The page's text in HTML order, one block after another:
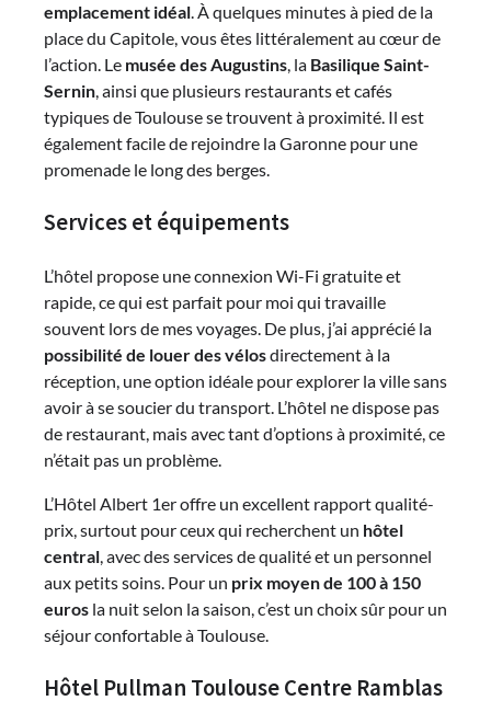
emplacement idéal. À quelques minutes à pied de la
place du Capitole, vous êtes littéralement au cœur de
l’action. Le musée des Augustins, la Basilique Saint-
Sernin, ainsi que plusieurs restaurants et cafés
typiques de Toulouse se trouvent à proximité. Il est
également facile de rejoindre la Garonne pour une
promenade le long des berges.
Services et équipements
L’hôtel propose une connexion Wi-Fi gratuite et
rapide, ce qui est parfait pour moi qui travaille
souvent lors de mes voyages. De plus, j’ai apprécié la
possibilité de louer des vélosdirectement à la
réception, une option idéale pour explorer la ville sans
avoir à se soucier du transport. L’hôtel ne dispose pas
de restaurant, mais avec tant d’options à proximité, ce
n’était pas un problème.
L’Hôtel Albert 1er offre un excellent rapport qualité-
prix, surtout pour ceux qui recherchent un hôtel
central, avec des services de qualité et un personnel
aux petits soins. Pour un prix moyen de 100 à 150
euros la nuit selon la saison, c’est un choix sûr pour un
séjour confortable à Toulouse.
Hôtel Pullman Toulouse Centre Ramblas